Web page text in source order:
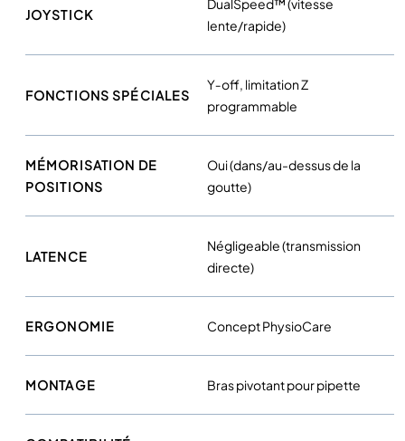
p
l
i
c
o
é
d
a
JOYSTICK
lente/rapide)
FONCTIONS SPÉCIALES
Y‑off, limitation Z
programmable
MÉMORISATION DE
POSITIONS
Oui (dans/au-dessus de la
goutte)
LATENCE
Négligeable (transmission
directe)
ERGONOMIE Concept PhysioCare
MONTAGE Bras pivotant pour pipette